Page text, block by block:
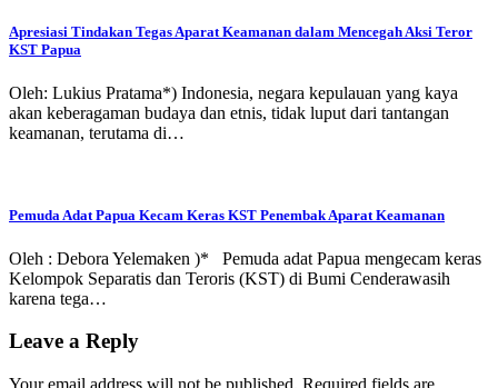
Apresiasi Tindakan Tegas Aparat Keamanan dalam Mencegah Aksi Teror
KST Papua
Oleh: Lukius Pratama*) Indonesia, negara kepulauan yang kaya
akan keberagaman budaya dan etnis, tidak luput dari tantangan
keamanan, terutama di…
Pemuda Adat Papua Kecam Keras KST Penembak Aparat Keamanan
Oleh : Debora Yelemaken )* Pemuda adat Papua mengecam keras
Kelompok Separatis dan Teroris (KST) di Bumi Cenderawasih
karena tega…
Leave a Reply